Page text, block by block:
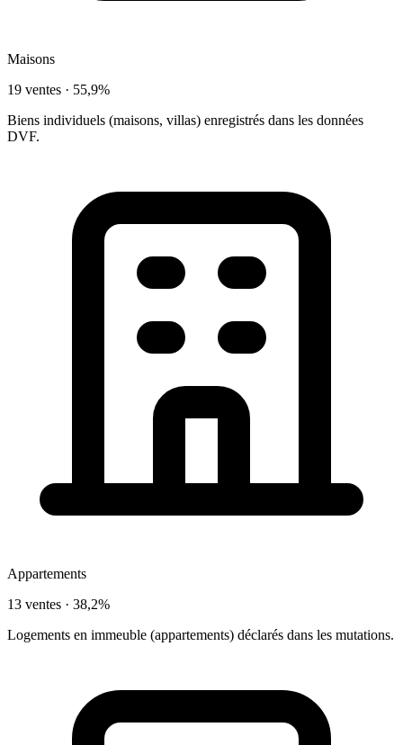
Maisons
19 ventes · 55,9%
Biens individuels (maisons, villas) enregistrés dans les données
DVF.
Appartements
13 ventes · 38,2%
Logements en immeuble (appartements) déclarés dans les mutations.